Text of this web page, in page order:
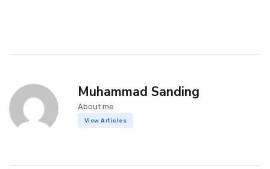
Muhammad Sanding
About me
View Articles